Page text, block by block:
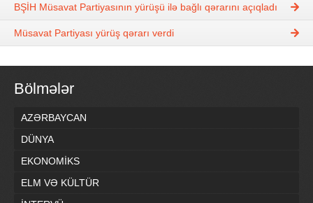
BŞİH Müsavat Partiyasının yürüşü ilə bağlı qərarını açıqladı
Müsavat Partiyası yürüş qərarı verdi
Bölmələr
AZƏRBAYCAN
DÜNYA
EKONOMİKS
ELM VƏ KÜLTÜR